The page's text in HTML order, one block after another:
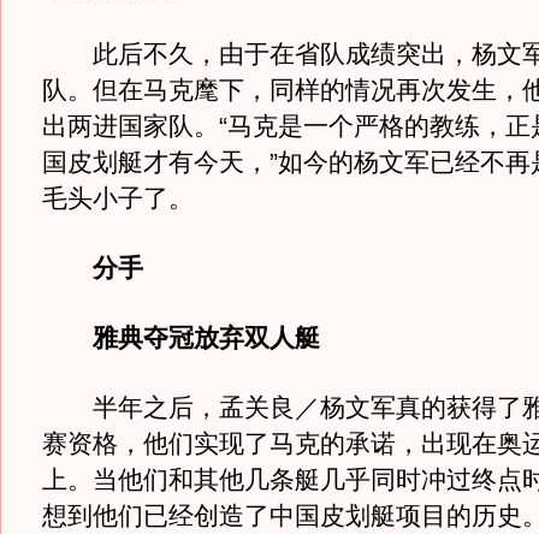
此后不久，由于在省队成绩突出，杨文
队。但在马克麾下，同样的情况再次发生，
出两进国家队。“马克是一个严格的教练，
国皮划艇才有今天，”如今的杨文军已经不
毛头小子了。
分手
雅典夺冠放弃双人艇
半年之后，孟关良／杨文军真的获得了
赛资格，他们实现了马克的承诺，出现在奥
上。当他们和其他几条艇几乎同时冲过终点
想到他们已经创造了中国皮划艇项目的历史